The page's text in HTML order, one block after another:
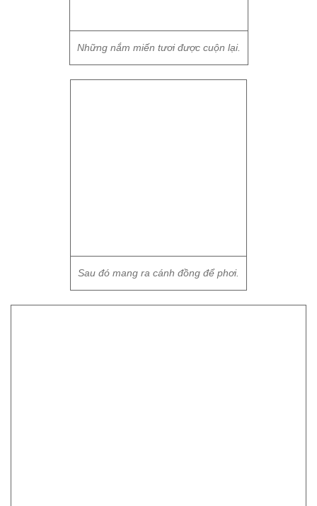
Những nắm miến tươi được cuộn lại.
Sau đó mang ra cánh đồng để phơi.